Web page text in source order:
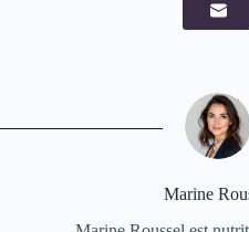
Marine